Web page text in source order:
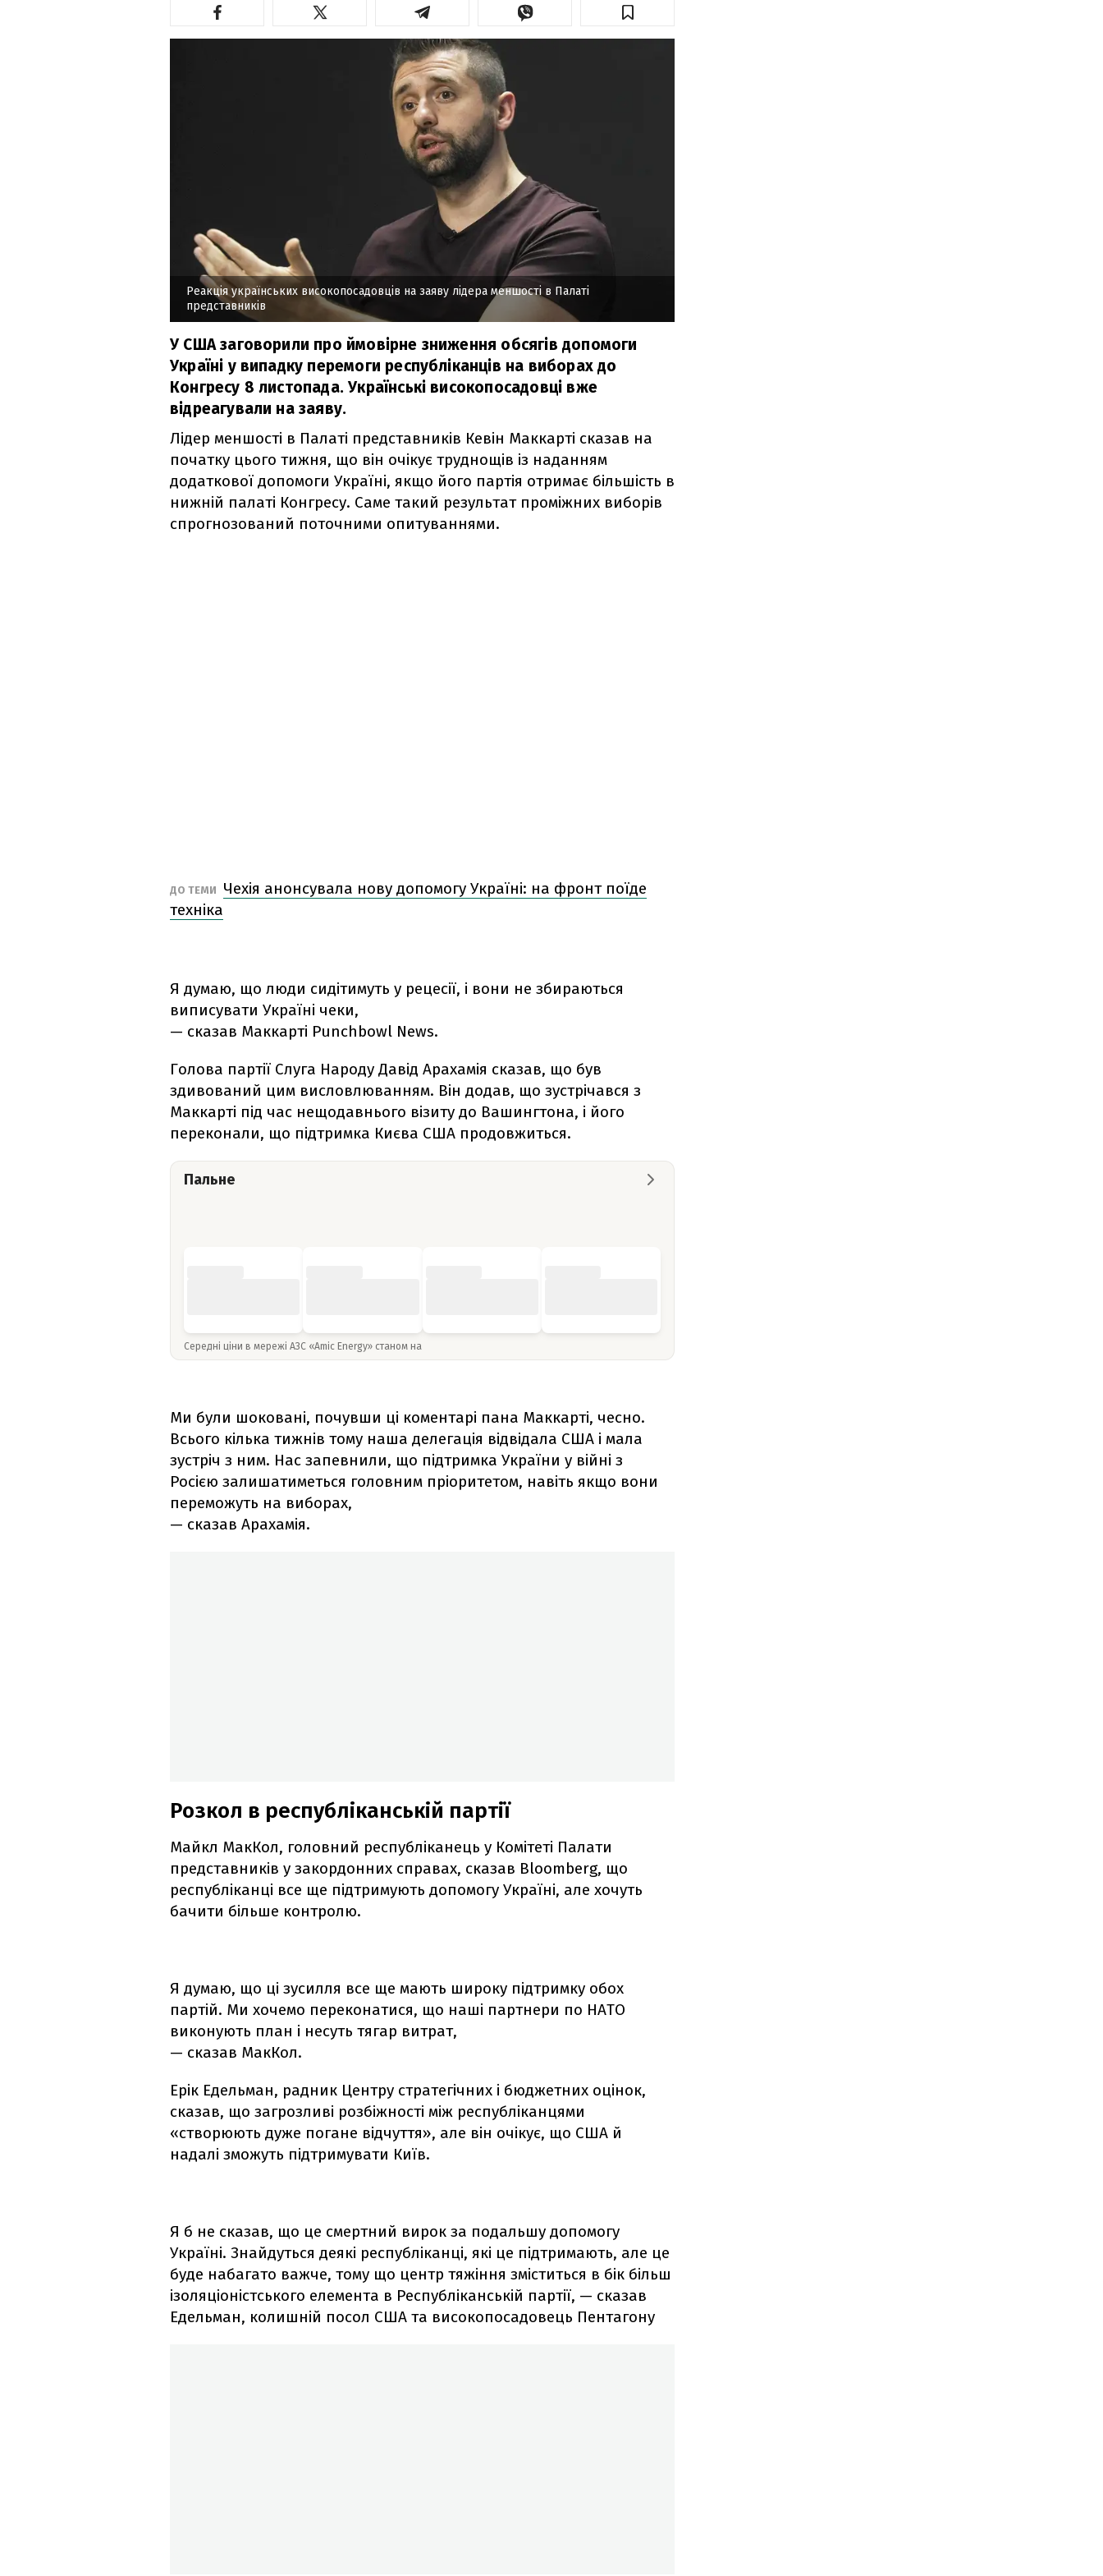
Реакція українських високопосадовців на заяву лідера меншості в Палаті
представників
У США заговорили про ймовірне зниження обсягів допомоги
Україні у випадку перемоги республіканців на виборах до
Конгресу 8 листопада. Українські високопосадовці вже
відреагували на заяву.
Лідер меншості в Палаті представників Кевін Маккарті сказав на
початку цього тижня, що він очікує труднощів із наданням
додаткової допомоги Україні, якщо його партія отримає більшість в
нижній палаті Конгресу. Саме такий результат проміжних виборів
спрогнозований поточними опитуваннями.
ДО ТЕМИ
Чехія анонсувала нову допомогу Україні: на фронт поїде
техніка
Я думаю, що люди сидітимуть у рецесії, і вони не збираються
виписувати Україні чеки,
— сказав Маккарті Punchbowl News.
Голова партії Слуга Народу Давід Арахамія сказав, що був
здивований цим висловлюванням. Він додав, що зустрічався з
Маккарті під час нещодавнього візиту до Вашингтона, і його
переконали, що підтримка Києва США продовжиться.
Пальне
Середні ціни в мережі АЗС «Amic Energy» станом на
Ми були шоковані, почувши ці коментарі пана Маккарті, чесно.
Всього кілька тижнів тому наша делегація відвідала США і мала
зустріч з ним. Нас запевнили, що підтримка України у війні з
Росією залишатиметься головним пріоритетом, навіть якщо вони
переможуть на виборах,
— сказав Арахамія.
Розкол в республіканській партії
Майкл МакКол, головний республіканець у Комітеті Палати
представників у закордонних справах, сказав Bloomberg, що
республіканці все ще підтримують допомогу Україні, але хочуть
бачити більше контролю.
Я думаю, що ці зусилля все ще мають широку підтримку обох
партій. Ми хочемо переконатися, що наші партнери по НАТО
виконують план і несуть тягар витрат,
— сказав МакКол.
Ерік Едельман, радник Центру стратегічних і бюджетних оцінок,
сказав, що загрозливі розбіжності між республіканцями
«створюють дуже погане відчуття», але він очікує, що США й
надалі зможуть підтримувати Київ.
Я б не сказав, що це смертний вирок за подальшу допомогу
Україні. Знайдуться деякі республіканці, які це підтримають, але це
буде набагато важче, тому що центр тяжіння зміститься в бік більш
ізоляціоністського елемента в Республіканській партії, — сказав
Едельман, колишній посол США та високопосадовець Пентагону